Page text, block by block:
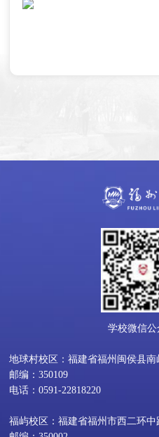
学校微信公
地球村校区：福建省福州闽侯县
邮编：350109
电话：0591-22818220
福屿校区：福建省福州市西二环